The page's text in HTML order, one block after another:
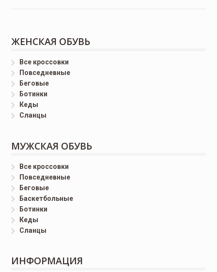
ЖЕНСКАЯ ОБУВЬ
Все кроссовки
Повседневные
Беговые
Ботинки
Кеды
Сланцы
МУЖСКАЯ ОБУВЬ
Все кроссовки
Повседневные
Беговые
Баскетбольные
Ботинки
Кеды
Сланцы
ИНФОРМАЦИЯ